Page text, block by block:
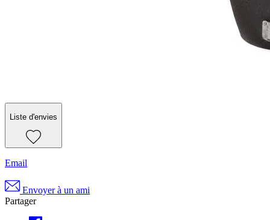
Liste d'envies
Email
Envoyer à un ami
Partager